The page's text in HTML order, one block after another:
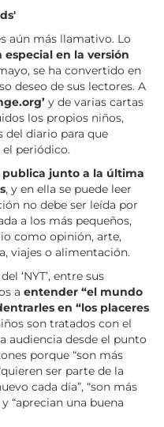
aún más llamativo. Lo
especial en la versión
se ha convertido en
deseo de sus lectores. A
y de varias cartas
los propios niños,
del diario para que
periódico.
publica junto a la última
, y en ella se puede leer
no debe ser leída por
a los más pequeños,
como opinión, arte,
viajes o alimentación.
‘NYT’, entre sus
a entender “el mundo
en “los placeres
son tratados con el
audiencia desde el punto
porque “son más
ser parte de la
cada día”, “son más
“aprecian una buena